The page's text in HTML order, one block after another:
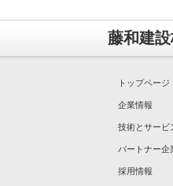
藤和建
トップページ
企業情報
技術とサービ
パートナー企
採用情報